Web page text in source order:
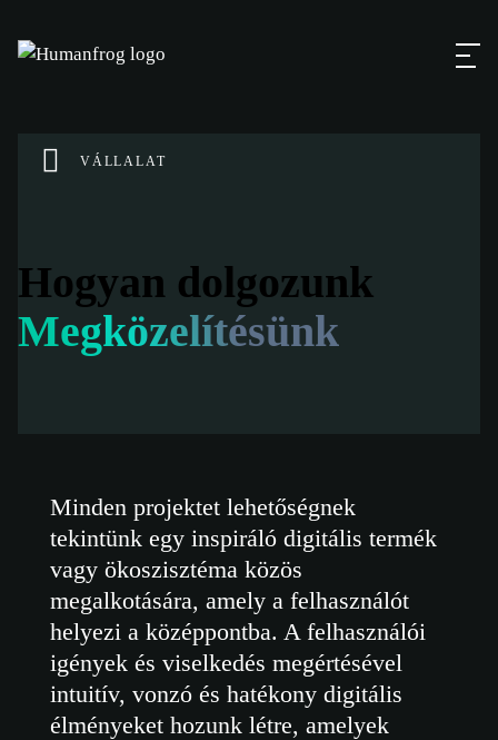
VÁLLALAT
Hogyan dolgozunk
Megközelítésünk
Minden projektet lehetőségnek
tekintünk egy inspiráló digitális termék
vagy ökoszisztéma közös
megalkotására, amely a felhasználót
helyezi a középpontba. A felhasználói
igények és viselkedés megértésével
intuitív, vonzó és hatékony digitális
élményeket hozunk létre, amelyek